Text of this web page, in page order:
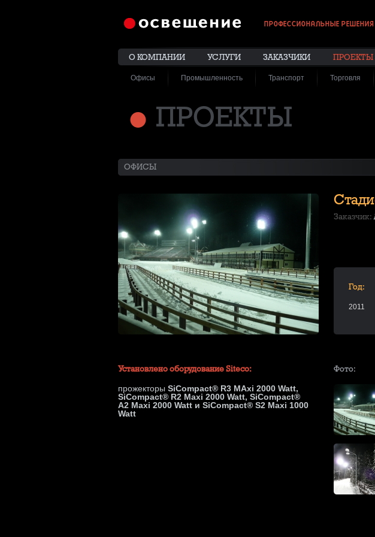
ПРОФЕССИОНАЛЬНЫЕ РЕШЕНИЯ
О КОМПАНИИ УСЛУГИ ЗАКАЗЧИКИ ПРОЕКТЫ
Офисы Промышленность Транспорт Торговля
ПРОЕКТЫ
ОФИСЫ
Заказчик:
Год:
2011
Установлено оборудование Siteco:
прожекторы SiCompact® R3 MAxi 2000 Watt,
SiCompact® R2 Maxi 2000 Watt, SiCompact®
A2 Maxi 2000 Watt и SiCompact® S2 Maxi 1000
Watt
Фото: